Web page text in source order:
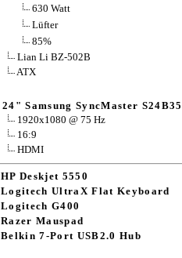
630 Watt
Lüfter
85%
Lian Li BZ-502B
ATX
24" Samsung SyncMaster
1920x1080 @ 75 Hz
16:9
HDMI
HP Deskjet 5550
Logitech UltraX Flat Keyboard
Logitech G400
Razer Mauspad
Belkin 7-Port USB2.0 Hub